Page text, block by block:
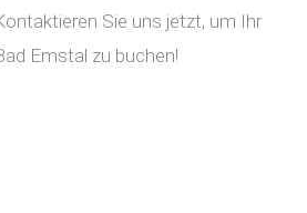
Sie uns jetzt, um Ihr
Emstal zu buchen!